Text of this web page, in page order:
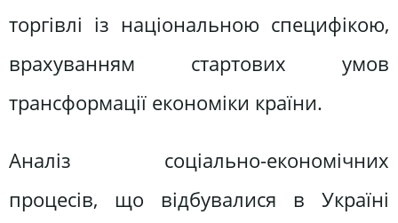
торгівлі із національною специфікою,
врахуванням стартових умов
трансформації економіки країни.
Аналіз соціально-економічних
процесів, що відбувалися в Україні